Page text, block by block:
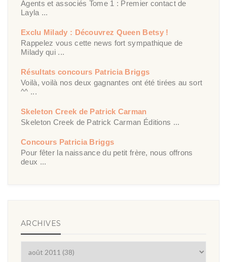
Agents et associés Tome 1 : Premier contact de
Layla ...
Exclu Milady : Découvrez Queen Betsy !
Rappelez vous cette news fort sympathique de
Milady qui ...
Résultats concours Patricia Briggs
Voilà, voilà nos deux gagnantes ont été tirées au sort
^^ ...
Skeleton Creek de Patrick Carman
Skeleton Creek de Patrick Carman Éditions ...
Concours Patricia Briggs
Pour fêter la naissance du petit frère, nous offrons
deux ...
ARCHIVES